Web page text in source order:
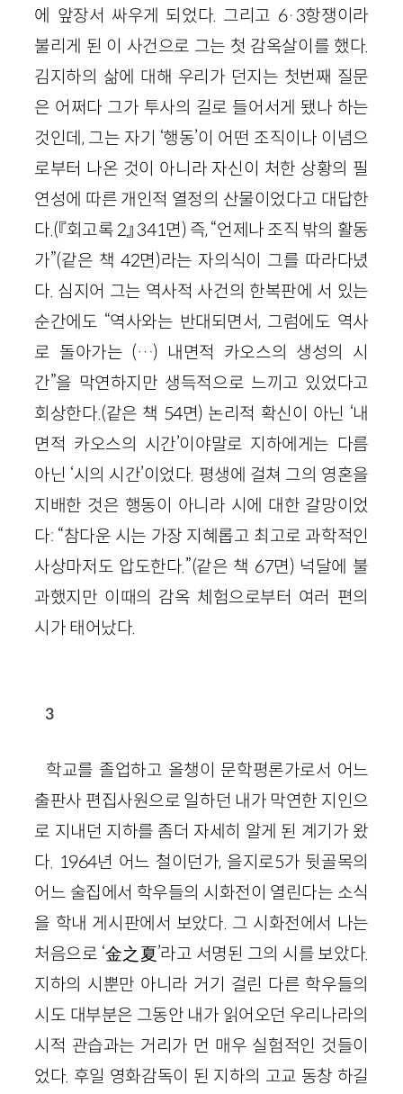
에 앞장서 싸우게 되었다. 그리고 6·3항쟁이라
불리게 된 이 사건으로 그는 첫 감옥살이를 했다.
김지하의 삶에 대해 우리가 던지는 첫번째 질문
은 어쩌다 그가 투사의 길로 들어서게 됐나 하는
것인데, 그는 자기 ‘행동’이 어떤 조직이나 이념으
로부터 나온 것이 아니라 자신이 처한 상황의 필
연성에 따른 개인적 열정의 산물이었다고 대답한
다.(『회고록 2』 341면) 즉, “언제나 조직 밖의 활동
가”(같은 책 42면)라는 자의식이 그를 따라다녔
다. 심지어 그는 역사적 사건의 한복판에 서 있는
순간에도 “역사와는 반대되면서, 그럼에도 역사
로 돌아가는 (…) 내면적 카오스의 생성의 시
간”을 막연하지만 생득적으로 느끼고 있었다고
회상한다.(같은 책 54면) 논리적 확신이 아닌 ‘내
면적 카오스의 시간’이야말로 지하에게는 다름
아닌 ‘시의 시간’이었다. 평생에 걸쳐 그의 영혼을
지배한 것은 행동이 아니라 시에 대한 갈망이었
다: “참다운 시는 가장 지혜롭고 최고로 과학적인
사상마저도 압도한다.”(같은 책 67면) 넉달에 불
과했지만 이때의 감옥 체험으로부터 여러 편의
시가 태어났다.
3
학교를 졸업하고 올챙이 문학평론가로서 어느
출판사 편집사원으로 일하던 내가 막연한 지인으
로 지내던 지하를 좀더 자세히 알게 된 계기가 왔
다. 1964년 어느 철이던가, 을지로5가 뒷골목의
어느 술집에서 학우들의 시화전이 열린다는 소식
을 학내 게시판에서 보았다. 그 시화전에서 나는
처음으로 ‘金之夏’라고 서명된 그의 시를 보았다.
지하의 시뿐만 아니라 거기 걸린 다른 학우들의
시도 대부분은 그동안 내가 읽어오던 우리나라의
시적 관습과는 거리가 먼 매우 실험적인 것들이
었다. 후일 영화감독이 된 지하의 고교 동창 하길